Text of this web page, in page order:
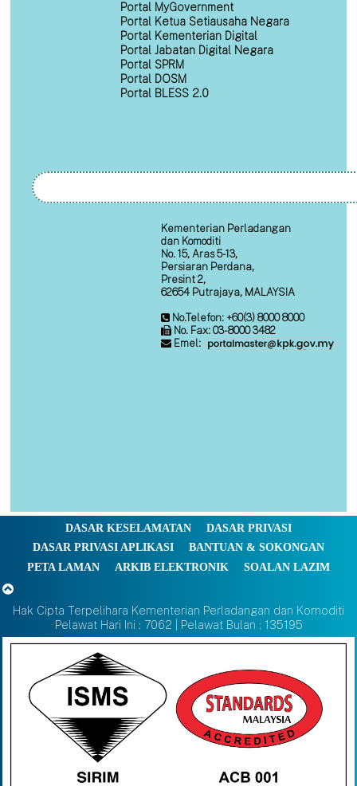
Portal MyGovernment
Portal Ketua Setiausaha Negara
Portal Kementerian Digital
Portal Jabatan Digital Negara
Portal SPRM
Portal DOSM
Portal BLESS 2.0
Kementerian Perladangan
dan Komoditi
No. 15, Aras 5-13,
Persiaran Perdana,
Presint 2,
62654 Putrajaya, MALAYSIA
No.Telefon: +60(3) 8000 8000
No. Fax: 03-8000 3482
Emel:
DASAR KESELAMATAN
DASAR PRIVASI
DASAR PRIVASI APLIKASI
BANTUAN & SOKONGAN
PETA LAMAN
ARKIB ELEKTRONIK SOALAN LAZIM
Hak Cipta Terpelihara Kementerian Perladangan dan Komoditi
Pelawat Hari Ini : 7062 | Pelawat Bulan : 135195